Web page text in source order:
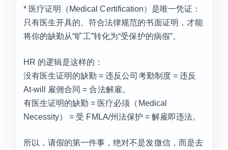
* 医疗证明（Medical Certification）是唯一凭证：
只有医生开具的、符合法律规范的书面证明，才能
将你的缺勤从“旷工”转化为“受保护的病假”。
HR 的逻辑是这样的：
没有医生证明的缺勤 = 违反公司考勤制度 = 违反
At-will 雇佣合同 = 合法解雇。
有医生证明的缺勤 = 医疗必须（Medical
Necessity） = 受 FMLA/州法保护 = 解雇即违法。
所以，请假的第一件事，绝对不是发微信，而是去